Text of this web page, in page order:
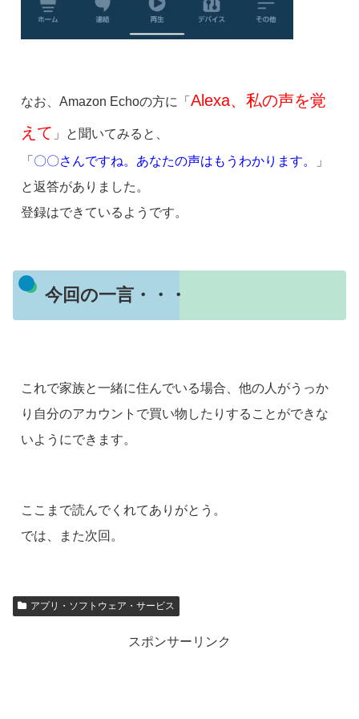
なお、Amazon Echoの方に「 Alexa、私の声を覚
えて 」と聞いてみると、
「 〇〇さんですね。あなたの声はもうわかります。
」
と返答がありました。
登録はできているようです。
今回の一言・・・
これで家族と一緒に住んでいる場合、他の人がうっか
り自分のアカウントで買い物したりすることができな
いようにできます。
ここまで読んでくれてありがとう。
では、また次回。
アプリ・ソフトウェア・サービス
スポンサーリンク